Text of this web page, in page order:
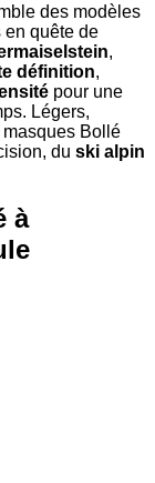
des modèles
en quête de
,
définition,
pour une
Légers,
masques Bollé
du ski alpin
à